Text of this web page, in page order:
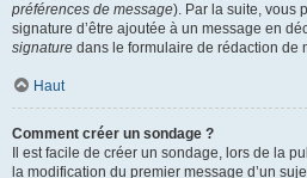
préférences de message). Par la suite, vous
signature d’être ajoutée à un message en
signature dans le formulaire de rédaction de
Haut
Comment créer un sondage ?
Il est facile de créer un sondage, lors de la
la modification du premier message d’un